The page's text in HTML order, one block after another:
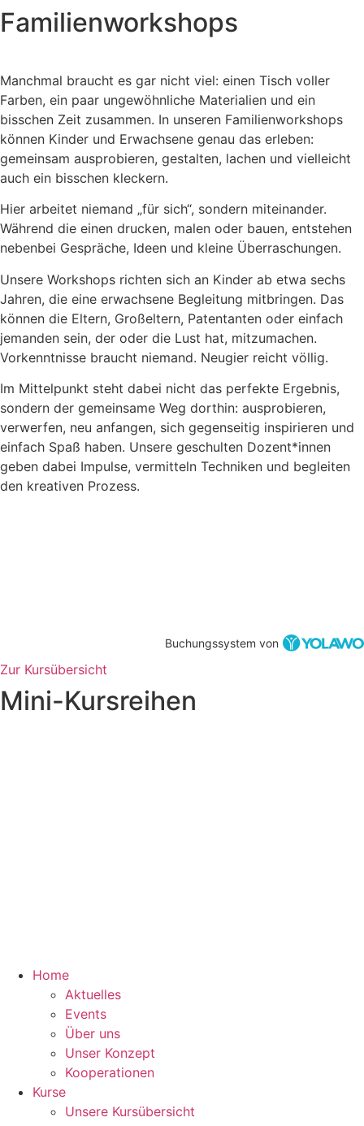
Familienworkshops
Manchmal braucht es gar nicht viel: einen Tisch voller
Farben, ein paar ungewöhnliche Materialien und ein
bisschen Zeit zusammen. In unseren Familienworkshops
können Kinder und Erwachsene genau das erleben:
gemeinsam ausprobieren, gestalten, lachen und vielleicht
auch ein bisschen kleckern.
Hier arbeitet niemand „für sich“, sondern miteinander.
Während die einen drucken, malen oder bauen, entstehen
nebenbei Gespräche, Ideen und kleine Überraschungen.
Unsere Workshops richten sich an Kinder ab etwa sechs
Jahren, die eine erwachsene Begleitung mitbringen. Das
können die Eltern, Großeltern, Patentanten oder einfach
jemanden sein, der oder die Lust hat, mitzumachen.
Vorkenntnisse braucht niemand. Neugier reicht völlig.
Im Mittelpunkt steht dabei nicht das perfekte Ergebnis,
sondern der gemeinsame Weg dorthin: ausprobieren,
verwerfen, neu anfangen, sich gegenseitig inspirieren und
einfach Spaß haben. Unsere geschulten Dozent*innen
geben dabei Impulse, vermitteln Techniken und begleiten
den kreativen Prozess.
Buchungssystem von
Zur Kursübersicht
Mini-Kursreihen
Home
Aktuelles
Events
Über uns
Unser Konzept
Kooperationen
Kurse
Unsere Kursübersicht